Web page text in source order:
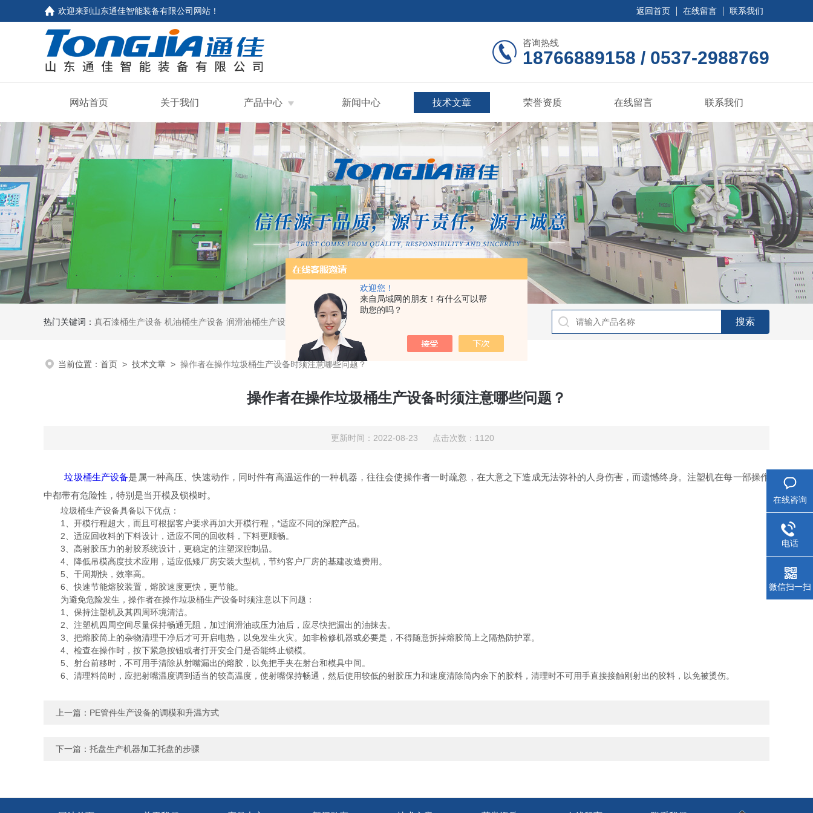
欢迎您！
来自局域网的朋友！有什么可以帮
助您的吗？
欢迎来到山东通佳智能装备有限公司网站！ 返回首页 在线留言 联系我们
咨询热线
18766889158 / 0537-2988769
网站首页 关于我们 产品中心 新闻中心 技术文章 荣誉资质 在线留言 联系我们
热门关键词： 真石漆桶生产设备 机油桶生产设备 润滑油桶生产设备
当前位置： 首页 > 技术文章 > 操作者在操作垃圾桶生产设备时须注意哪些问题？
操作者在操作垃圾桶生产设备时须注意哪些问题？
更新时间：2022-08-23 点击次数：1120
垃圾桶生产设备是属一种高压、快速动作，同时件有高温运作的一种机器，往往会使操作者一时疏忽，在大意之下造成无法弥补的人身伤害，而遗憾终身。注塑机在每一部操作
中都带有危险性，特别是当开模及锁模时。
垃圾桶生产设备具备以下优点：
1、开模行程超大，而且可根据客户要求再加大开模行程，*适应不同的深腔产品。
2、适应回收料的下料设计，适应不同的回收料，下料更顺畅。
3、高射胶压力的射胶系统设计，更稳定的注塑深腔制品。
4、降低吊模高度技术应用，适应低矮厂房安装大型机，节约客户厂房的基建改造费用。
5、干周期快，效率高。
6、快速节能熔胶装置，熔胶速度更快，更节能。
为避免危险发生，操作者在操作垃圾桶生产设备时须注意以下问题：
1、保持注塑机及其四周环境清洁。
2、注塑机四周空间尽量保持畅通无阻，加过润滑油或压力油后，应尽快把漏出的油抹去。
3、把熔胶筒上的杂物清理干净后才可开启电热，以免发生火灾。如非检修机器或必要是，不得随意拆掉熔胶筒上之隔热防护罩。
4、检查在操作时，按下紧急按钮或者打开安全门是否能终止锁模。
5、射台前移时，不可用手清除从射嘴漏出的熔胶，以免把手夹在射台和模具中间。
6、清理料筒时，应把射嘴温度调到适当的较高温度，使射嘴保持畅通，然后使用较低的射胶压力和速度清除筒内余下的胶料，清理时不可用手直接接触刚射出的胶料，以免被烫伤。
上一篇： PE管件生产设备的调模和升温方式
下一篇： 托盘生产机器加工托盘的步骤
在线咨询
电话
微信扫一扫